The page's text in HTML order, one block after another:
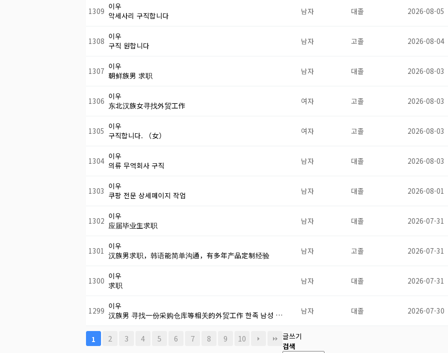
1309 이우
악세사리 구직합니다
남자 대졸 2026-08-05
1308 이우
구직 원합니다
남자 고졸 2026-08-04
1307 이우
朝鲜族男 求职
남자 대졸 2026-08-03
1306 이우
东北汉族女寻找外贸工作
여자 고졸 2026-08-03
1305 이우
구직합니다. （女）
여자 고졸 2026-08-03
1304 이우
의류 무역회사 구직
남자 대졸 2026-08-03
1303 이우
쿠팡 전문 상세페이지 작업
남자 대졸 2026-08-01
1302 이우
应届毕业生求职
남자 대졸 2026-07-31
1301
이우
汉族男求职，韩语能简单沟通，有多年产品定制经验
남자 고졸 2026-07-31
1300 이우
求职
남자 대졸 2026-07-31
1299 이우
汉族男 寻找一份采购仓库等相关的外贸工作 한족 남성 …
남자 대졸 2026-07-30
1 2 3 4 5 6 7 8 9 10
글쓰기
검색